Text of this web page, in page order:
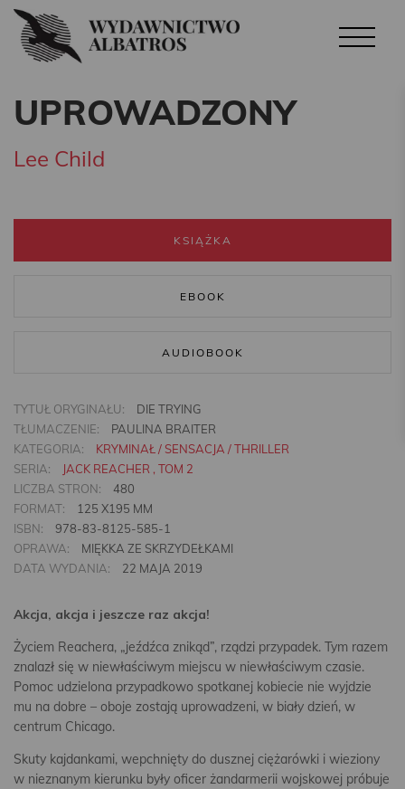
UPROWADZONY
Lee Child
KSIĄŻKA
EBOOK
AUDIOBOOK
TYTUŁ ORYGINAŁU:
DIE TRYING
TŁUMACZENIE:
PAULINA BRAITER
KATEGORIA:
KRYMINAŁ / SENSACJA / THRILLER
SERIA:
JACK REACHER , TOM 2
LICZBA STRON:
480
FORMAT:
125 X195 MM
ISBN:
978-83-8125-585-1
OPRAWA:
MIĘKKA ZE SKRZYDEŁKAMI
DATA WYDANIA:
22 MAJA 2019
Akcja, akcja i jeszcze raz akcja!
Życiem Reachera, „jeźdźca znikąd”, rządzi przypadek. Tym razem
znalazł się w niewłaściwym miejscu w niewłaściwym czasie.
Pomoc udzielona przypadkowo spotkanej kobiecie nie wyjdzie
mu na dobre – oboje zostają uprowadzeni, w biały dzień, w
centrum Chicago.
Skuty kajdankami, wepchnięty do dusznej ciężarówki i wieziony
w nieznanym kierunku były oficer żandarmerii wojskowej próbuje